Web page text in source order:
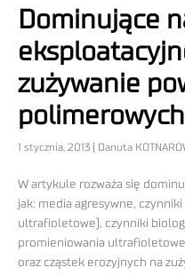
Dominujące
zużywanie
polimerowych
1 stycznia, 2013 | Danuta
W artykule rozważa się
jak: media agresywne,
ultrafioletowe), czynniki
promieniowania
oraz cząstek erozyjnych na